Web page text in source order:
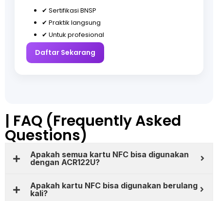
✔ Sertifikasi BNSP
✔ Praktik langsung
✔ Untuk profesional
Daftar Sekarang
| FAQ (Frequently Asked
Questions)
Apakah semua kartu NFC bisa digunakan
dengan ACR122U?
Apakah kartu NFC bisa digunakan berulang
kali?